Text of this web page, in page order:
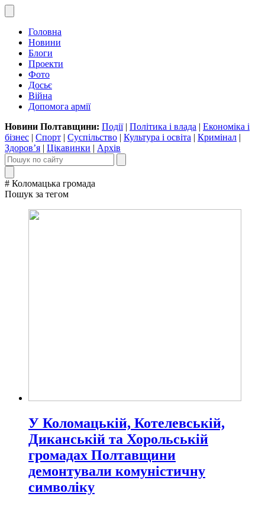
Головна
Новини
Блоги
Проекти
Фото
Досьє
Війна
Допомога армії
Новини Полтавщини: Події| Політика і влада | Економіка і
бізнес | Спорт | Суспільство | Культура і освіта | Кримінал |
Здоров’я | Цікавинки | Архів
# Коломацька громада
Пошук за тегом
У Коломацькій, Котелевській,
Диканській та Хорольській
громадах Полтавщини
демонтували комуністичну
символіку